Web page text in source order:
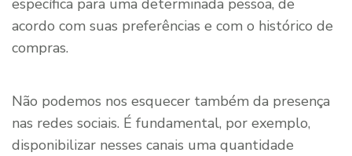
específica para uma determinada pessoa, de
acordo com suas preferências e com o histórico de
compras.
Não podemos nos esquecer também da presença
nas redes sociais. É fundamental, por exemplo,
disponibilizar nesses canais uma quantidade